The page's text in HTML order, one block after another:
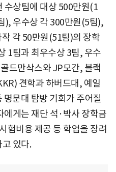
수상팀에 대상 500만원(1
), 우수상 각 300만원(5팀),
각 50만원(51팀)의 장학
1팀과 최우수상 3팀, 우수
드만삭스와 JP모간, 블랙
견학과 하버드대, 예일
문대 탐방 기회가 주어질
에게는 재단 석·박사 장학금
험비용 제공 등 학업을 장려
있다.